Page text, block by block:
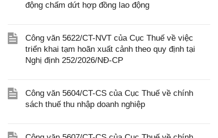
động chấm dứt hợp đồng lao động
Công văn 5622/CT-NVT của Cục Thuế về việc
triển khai tạm hoãn xuất cảnh theo quy định tại
Nghị định 252/2026/NĐ-CP
Công văn 5604/CT-CS của Cục Thuế về chính
sách thuế thu nhập doanh nghiệp